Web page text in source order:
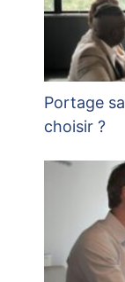
Portage
choisir ?